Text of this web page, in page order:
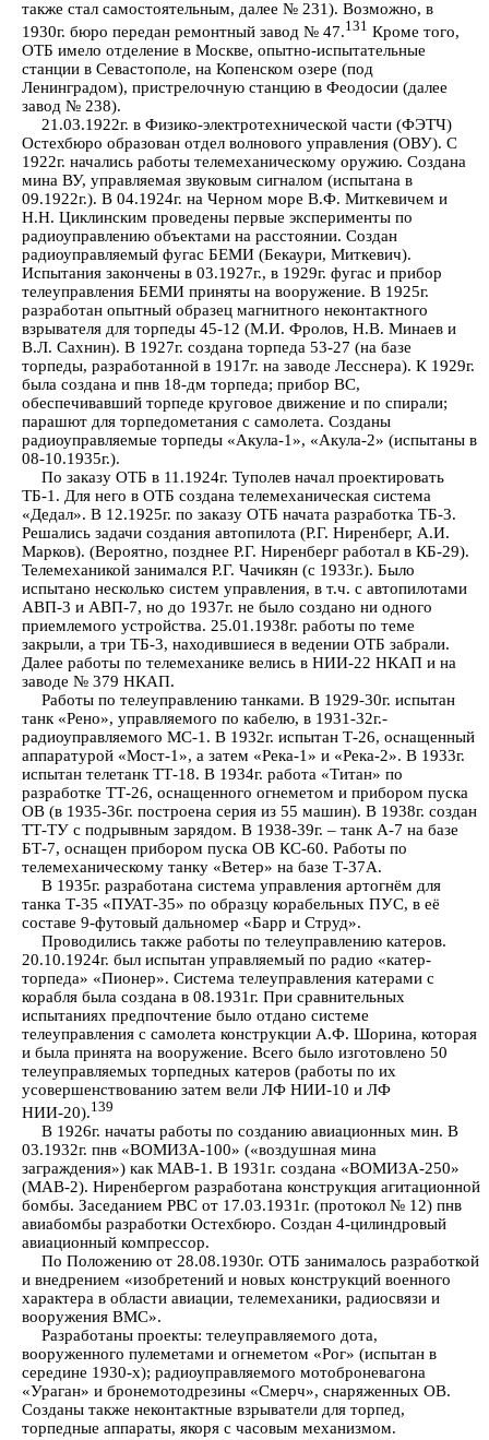
также стал самостоятельным, далее № 231). Возможно, в
1930г. бюро передан ремонтный завод № 47.131 Кроме того,
ОТБ имело отделение в Москве, опытно-испытательные
станции в Севастополе, на Копенском озере (под
Ленинградом), пристрелочную станцию в Феодосии (далее
завод № 238).
21.03.1922г. в Физико-электротехнической части (ФЭТЧ)
Остехбюро образован отдел волнового управления (ОВУ). С
1922г. начались работы телемеханическому оружию. Создана
мина ВУ, управляемая звуковым сигналом (испытана в
09.1922г.). В 04.1924г. на Черном море В.Ф. Миткевичем и
Н.Н. Циклинским проведены первые эксперименты по
радиоуправлению объектами на расстоянии. Создан
радиоуправляемый фугас БЕМИ (Бекаури, Миткевич).
Испытания закончены в 03.1927г., в 1929г. фугас и прибор
телеуправления БЕМИ приняты на вооружение. В 1925г.
разработан опытный образец магнитного неконтактного
взрывателя для торпеды 45-12 (М.И. Фролов, Н.В. Минаев и
В.Л. Сахнин). В 1927г. создана торпеда 53-27 (на базе
торпеды, разработанной в 1917г. на заводе Лесснера). К 1929г.
была создана и пнв 18-дм торпеда; прибор ВС,
обеспечивавший торпеде круговое движение и по спирали;
парашют для торпедометания с самолета. Созданы
радиоуправляемые торпеды «Акула-1», «Акула-2» (испытаны в
08-10.1935г.).
По заказу ОТБ в 11.1924г. Туполев начал проектировать
ТБ-1. Для него в ОТБ создана телемеханическая система
«Дедал». В 12.1925г. по заказу ОТБ начата разработка ТБ-3.
Решались задачи создания автопилота (Р.Г. Ниренберг, А.И.
Марков). (Вероятно, позднее Р.Г. Ниренберг работал в КБ-29).
Телемеханикой занимался Р.Г. Чачикян (с 1933г.). Было
испытано несколько систем управления, в т.ч. с автопилотами
АВП-3 и АВП-7, но до 1937г. не было создано ни одного
приемлемого устройства. 25.01.1938г. работы по теме
закрыли, а три ТБ-3, находившиеся в ведении ОТБ забрали.
Далее работы по телемеханике велись в НИИ-22 НКАП и на
заводе № 379 НКАП.
Работы по телеуправлению танками. В 1929-30г. испытан
танк «Рено», управляемого по кабелю, в 1931-32г.-
радиоуправляемого МС-1. В 1932г. испытан Т-26, оснащенный
аппаратурой «Мост-1», а затем «Река-1» и «Река-2». В 1933г.
испытан телетанк ТТ-18. В 1934г. работа «Титан» по
разработке ТТ-26, оснащенного огнеметом и прибором пуска
ОВ (в 1935-36г. построена серия из 55 машин). В 1938г. создан
ТТ-ТУ с подрывным зарядом. В 1938-39г. – танк А-7 на базе
БТ-7, оснащен прибором пуска ОВ КС-60. Работы по
телемеханическому танку «Ветер» на базе Т-37А.
В 1935г. разработана система управления артогнём для
танка Т-35 «ПУАТ-35» по образцу корабельных ПУС, в её
составе 9-футовый дальномер «Барр и Струд».
Проводились также работы по телеуправлению катеров.
20.10.1924г. был испытан управляемый по радио «катер-
торпеда» «Пионер». Система телеуправления катерами с
корабля была создана в 08.1931г. При сравнительных
испытаниях предпочтение было отдано системе
телеуправления с самолета конструкции А.Ф. Шорина, которая
и была принята на вооружение. Всего было изготовлено 50
телеуправляемых торпедных катеров (работы по их
усовершенствованию затем вели ЛФ НИИ-10 и ЛФ
НИИ-20).139
В 1926г. начаты работы по созданию авиационных мин. В
03.1932г. пнв «ВОМИЗА-100» («воздушная мина
заграждения») как МАВ-1. В 1931г. создана «ВОМИЗА-250»
(МАВ-2). Ниренбергом разработана конструкция агитационной
бомбы. Заседанием РВС от 17.03.1931г. (протокол № 12) пнв
авиабомбы разработки Остехбюро. Создан 4-цилиндровый
авиационный компрессор.
По Положению от 28.08.1930г. ОТБ занималось разработкой
и внедрением «изобретений и новых конструкций военного
характера в области авиации, телемеханики, радиосвязи и
вооружения ВМС».
Разработаны проекты: телеуправляемого дота,
вооруженного пулеметами и огнеметом «Рог» (испытан в
середине 1930-х); радиоуправляемого мотоброневагона
«Ураган» и бронемотодрезины «Смерч», снаряженных ОВ.
Созданы также неконтактные взрыватели для торпед,
торпедные аппараты, якоря с часовым механизмом.